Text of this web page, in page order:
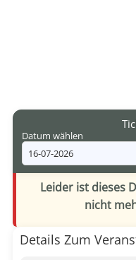
Datum wählen
Leider ist dieses
nicht
Details Zum